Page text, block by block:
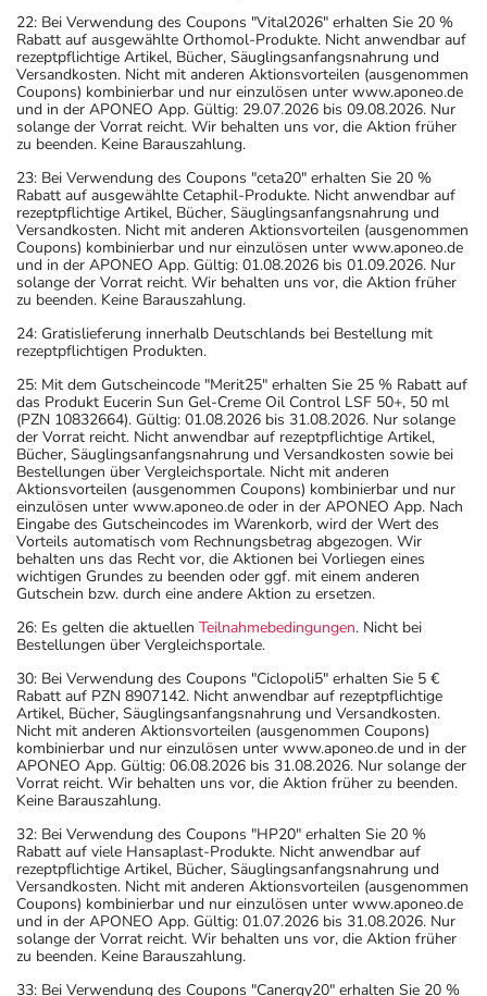
22: Bei Verwendung des Coupons "Vital2026" erhalten Sie 20 %
Rabatt auf ausgewählte Orthomol-Produkte. Nicht anwendbar auf
rezeptpflichtige Artikel, Bücher, Säuglingsanfangsnahrung und
Versandkosten. Nicht mit anderen Aktionsvorteilen (ausgenommen
Coupons) kombinierbar und nur einzulösen unter www.aponeo.de
und in der APONEO App. Gültig: 29.07.2026 bis 09.08.2026. Nur
solange der Vorrat reicht. Wir behalten uns vor, die Aktion früher
zu beenden. Keine Barauszahlung.
23: Bei Verwendung des Coupons "ceta20" erhalten Sie 20 %
Rabatt auf ausgewählte Cetaphil-Produkte. Nicht anwendbar auf
rezeptpflichtige Artikel, Bücher, Säuglingsanfangsnahrung und
Versandkosten. Nicht mit anderen Aktionsvorteilen (ausgenommen
Coupons) kombinierbar und nur einzulösen unter www.aponeo.de
und in der APONEO App. Gültig: 01.08.2026 bis 01.09.2026. Nur
solange der Vorrat reicht. Wir behalten uns vor, die Aktion früher
zu beenden. Keine Barauszahlung.
24: Gratislieferung innerhalb Deutschlands bei Bestellung mit
rezeptpflichtigen Produkten.
25: Mit dem Gutscheincode "Merit25" erhalten Sie 25 % Rabatt auf
das Produkt Eucerin Sun Gel-Creme Oil Control LSF 50+, 50 ml
(PZN 10832664). Gültig: 01.08.2026 bis 31.08.2026. Nur solange
der Vorrat reicht. Nicht anwendbar auf rezeptpflichtige Artikel,
Bücher, Säuglingsanfangsnahrung und Versandkosten sowie bei
Bestellungen über Vergleichsportale. Nicht mit anderen
Aktionsvorteilen (ausgenommen Coupons) kombinierbar und nur
einzulösen unter www.aponeo.de oder in der APONEO App. Nach
Eingabe des Gutscheincodes im Warenkorb, wird der Wert des
Vorteils automatisch vom Rechnungsbetrag abgezogen. Wir
behalten uns das Recht vor, die Aktionen bei Vorliegen eines
wichtigen Grundes zu beenden oder ggf. mit einem anderen
Gutschein bzw. durch eine andere Aktion zu ersetzen.
26: Es gelten die aktuellen Teilnahmebedingungen. Nicht bei
Bestellungen über Vergleichsportale.
30: Bei Verwendung des Coupons "Ciclopoli5" erhalten Sie 5 €
Rabatt auf PZN 8907142. Nicht anwendbar auf rezeptpflichtige
Artikel, Bücher, Säuglingsanfangsnahrung und Versandkosten.
Nicht mit anderen Aktionsvorteilen (ausgenommen Coupons)
kombinierbar und nur einzulösen unter www.aponeo.de und in der
APONEO App. Gültig: 06.08.2026 bis 31.08.2026. Nur solange der
Vorrat reicht. Wir behalten uns vor, die Aktion früher zu beenden.
Keine Barauszahlung.
32: Bei Verwendung des Coupons "HP20" erhalten Sie 20 %
Rabatt auf viele Hansaplast-Produkte. Nicht anwendbar auf
rezeptpflichtige Artikel, Bücher, Säuglingsanfangsnahrung und
Versandkosten. Nicht mit anderen Aktionsvorteilen (ausgenommen
Coupons) kombinierbar und nur einzulösen unter www.aponeo.de
und in der APONEO App. Gültig: 01.07.2026 bis 31.08.2026. Nur
solange der Vorrat reicht. Wir behalten uns vor, die Aktion früher
zu beenden. Keine Barauszahlung.
33: Bei Verwendung des Coupons "Canergy20" erhalten Sie 20 %